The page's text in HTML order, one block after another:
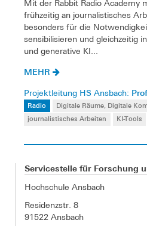
Mit der Rabbit Radio Academy
frühzeitig an journalistisches
besonders für die
sensibilisieren und gleichzeitig
und generative KI...
MEHR
Projektleitung HS Ansbach:
Radio Digitale Räume, Digitale
journalistisches Arbeiten
KI-Tools
Servicestelle für Forschung
Hochschule Ansbach
Residenzstr. 8
91522 Ansbach